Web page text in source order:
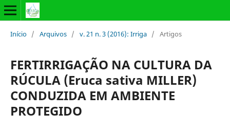
Início / Arquivos / v. 21 n. 3 (2016): Irriga / Artigos
FERTIRRIGAÇÃO NA CULTURA DA
RÚCULA (Eruca sativa MILLER)
CONDUZIDA EM AMBIENTE
PROTEGIDO